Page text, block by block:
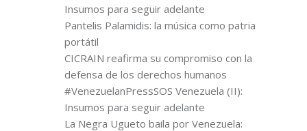
Insumos para seguir adelante
Pantelis Palamidis: la música como patria
portátil
CICRAIN reafirma su compromiso con la
defensa de los derechos humanos
#VenezuelanPressSOS Venezuela (II):
Insumos para seguir adelante
La Negra Ugueto baila por Venezuela: